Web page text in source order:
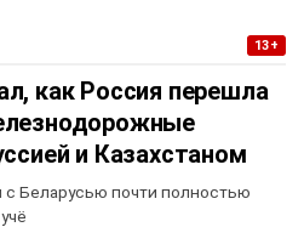
13+
как Россия перешла
и Казахстаном
Беларусью почти полностью